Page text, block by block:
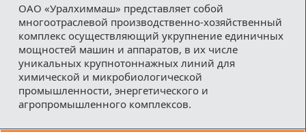
ОАО «Уралхиммаш» представляет собой
многоотраслевой производственно-хозяйственный
комплекс осуществляющий укрупнение единичных
мощностей машин и аппаратов, в их числе
уникальных крупнотоннажных линий для
химической и микробиологической
промышленности, энергетического и
агропромышленного комплексов.